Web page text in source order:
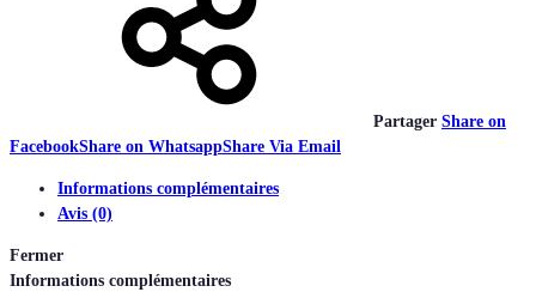
Partager Share on
FacebookShare on WhatsappShare Via Email
Informations complémentaires
Avis (0)
Fermer
Informations complémentaires